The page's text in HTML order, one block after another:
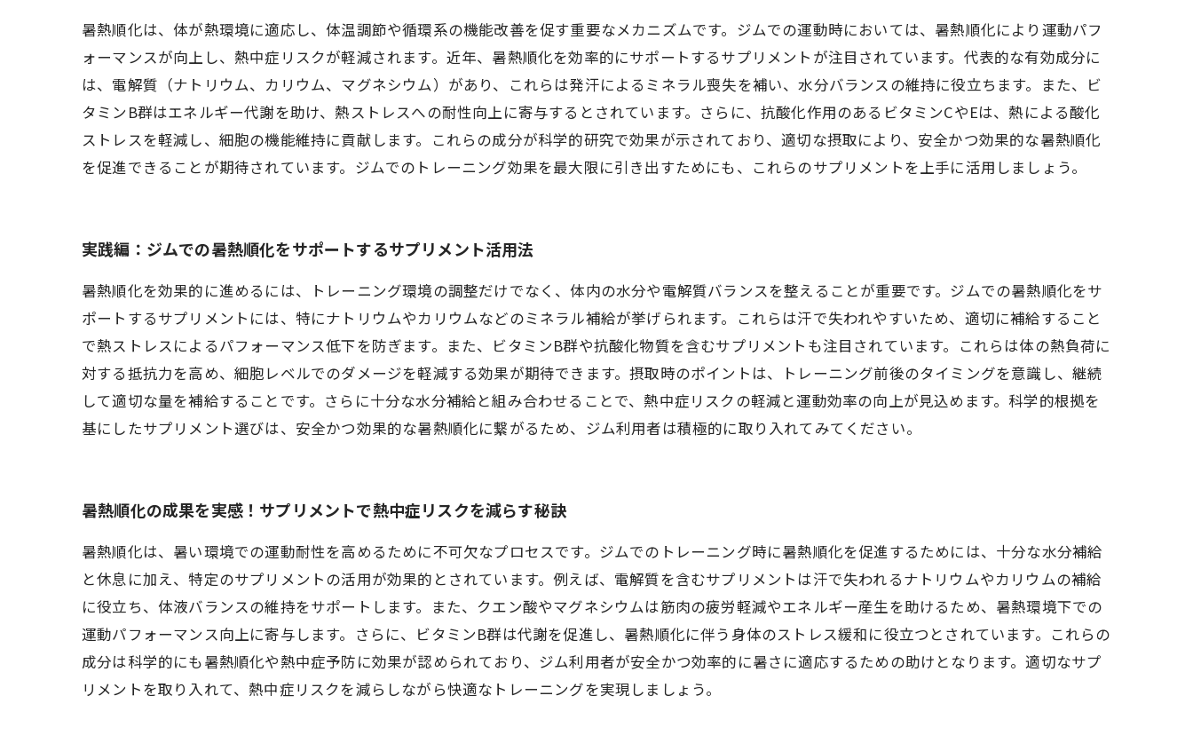
暑熱順化は、体が熱環境に適応し、体温調節や循環系の機能改善を促す重要なメカニズムです。ジムでの運動時においては、暑熱順化により運動パフ
ォーマンスが向上し、熱中症リスクが軽減されます。近年、暑熱順化を効率的にサポートするサプリメントが注目されています。代表的な有効成分に
は、電解質（ナトリウム、カリウム、マグネシウム）があり、これらは発汗によるミネラル喪失を補い、水分バランスの維持に役立ちます。また、ビ
タミンB群はエネルギー代謝を助け、熱ストレスへの耐性向上に寄与するとされています。さらに、抗酸化作用のあるビタミンCやEは、熱による酸化
ストレスを軽減し、細胞の機能維持に貢献します。これらの成分が科学的研究で効果が示されており、適切な摂取により、安全かつ効果的な暑熱順化
を促進できることが期待されています。ジムでのトレーニング効果を最大限に引き出すためにも、これらのサプリメントを上手に活用しましょう。
実践編：ジムでの暑熱順化をサポートするサプリメント活用法
暑熱順化を効果的に進めるには、トレーニング環境の調整だけでなく、体内の水分や電解質バランスを整えることが重要です。ジムでの暑熱順化をサ
ポートするサプリメントには、特にナトリウムやカリウムなどのミネラル補給が挙げられます。これらは汗で失われやすいため、適切に補給すること
で熱ストレスによるパフォーマンス低下を防ぎます。また、ビタミンB群や抗酸化物質を含むサプリメントも注目されています。これらは体の熱負荷に
対する抵抗力を高め、細胞レベルでのダメージを軽減する効果が期待できます。摂取時のポイントは、トレーニング前後のタイミングを意識し、継続
して適切な量を補給することです。さらに十分な水分補給と組み合わせることで、熱中症リスクの軽減と運動効率の向上が見込めます。科学的根拠を
基にしたサプリメント選びは、安全かつ効果的な暑熱順化に繋がるため、ジム利用者は積極的に取り入れてみてください。
暑熱順化の成果を実感！サプリメントで熱中症リスクを減らす秘訣
暑熱順化は、暑い環境での運動耐性を高めるために不可欠なプロセスです。ジムでのトレーニング時に暑熱順化を促進するためには、十分な水分補給
と休息に加え、特定のサプリメントの活用が効果的とされています。例えば、電解質を含むサプリメントは汗で失われるナトリウムやカリウムの補給
に役立ち、体液バランスの維持をサポートします。また、クエン酸やマグネシウムは筋肉の疲労軽減やエネルギー産生を助けるため、暑熱環境下での
運動パフォーマンス向上に寄与します。さらに、ビタミンB群は代謝を促進し、暑熱順化に伴う身体のストレス緩和に役立つとされています。これらの
成分は科学的にも暑熱順化や熱中症予防に効果が認められており、ジム利用者が安全かつ効率的に暑さに適応するための助けとなります。適切なサプ
リメントを取り入れて、熱中症リスクを減らしながら快適なトレーニングを実現しましょう。